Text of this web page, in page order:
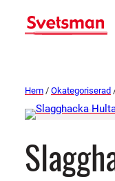
Hem / Okategoriserad